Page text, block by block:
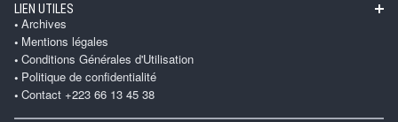
LIEN UTILES
Archives
Mentions légales
Conditions Générales d'Utilisation
Politique de confidentialité
Contact +223 66 13 45 38